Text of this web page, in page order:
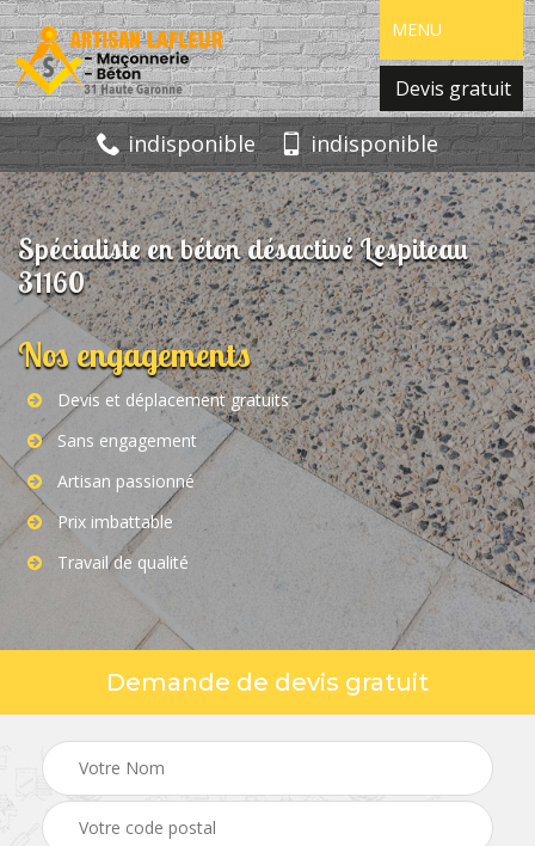
MENU
Devis gratuit
indisponible indisponible
Spécialiste en béton désactivé Lespiteau
31160
Nos engagements
Devis et déplacement gratuits
Sans engagement
Artisan passionné
Prix imbattable
Travail de qualité
Demande de devis gratuit